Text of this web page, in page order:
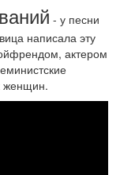
- у песни
написала эту
актером
женщин.